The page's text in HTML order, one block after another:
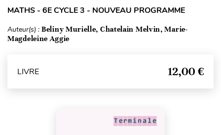
MATHS - 6E CYCLE 3 - NOUVEAU PROGRAMME
Auteur(s) : Beliny Murielle, Chatelain Melvin, Marie-
Magdeleine Aggie
LIVRE 12,00 €